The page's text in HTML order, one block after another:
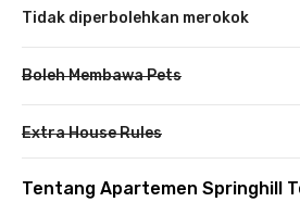
Tidak diperbolehkan merokok
Boleh Membawa Pets
Extra House Rules
Tentang Apartemen Springhill